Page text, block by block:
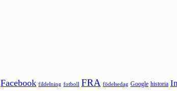
Facebook fildelning fotboll FRA födelsedag Google historia